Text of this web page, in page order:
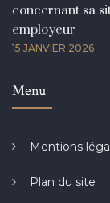
concernant sa
employeur
15 JANVIER 2026
Menu
Mentions
Plan du site